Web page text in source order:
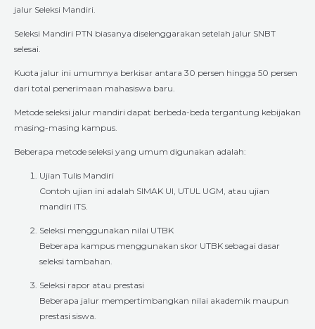
jalur Seleksi Mandiri.
Seleksi Mandiri PTN biasanya diselenggarakan setelah jalur SNBT
selesai.
Kuota jalur ini umumnya berkisar antara 30 persen hingga 50 persen
dari total penerimaan mahasiswa baru.
Metode seleksi jalur mandiri dapat berbeda-beda tergantung kebijakan
masing-masing kampus.
Beberapa metode seleksi yang umum digunakan adalah:
Ujian Tulis Mandiri
Contoh ujian ini adalah SIMAK UI, UTUL UGM, atau ujian
mandiri ITS.
Seleksi menggunakan nilai UTBK
Beberapa kampus menggunakan skor UTBK sebagai dasar
seleksi tambahan.
Seleksi rapor atau prestasi
Beberapa jalur mempertimbangkan nilai akademik maupun
prestasi siswa.